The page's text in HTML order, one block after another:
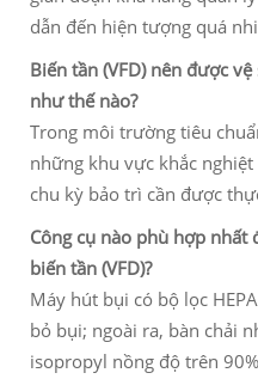
dẫn đến hiện tượng quá
Biến tần (VFD) nên được
như thế nào?
Trong môi trường tiêu
những khu vực khắc
chu kỳ bảo trì cần được
Công cụ nào phù hợp nhất
biến tần (VFD)?
Máy hút bụi có bộ lọc
bỏ bụi; ngoài ra, bàn chải
isopropyl nồng độ trên